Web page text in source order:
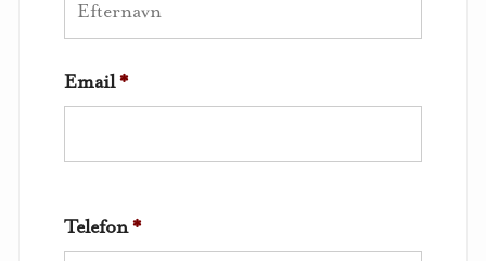
Email*
Telefon*